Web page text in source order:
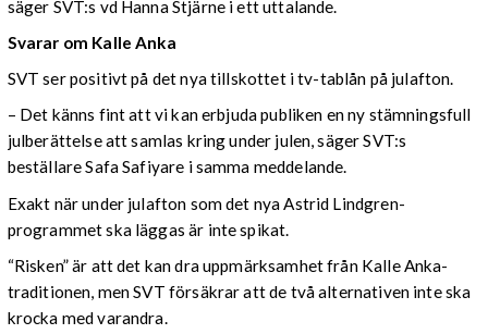
säger SVT:s vd Hanna Stjärne i ett uttalande.
Svarar om Kalle Anka
SVT ser positivt på det nya tillskottet i tv-tablån på julafton.
– Det känns fint att vi kan erbjuda publiken en ny stämningsfull
julberättelse att samlas kring under julen, säger SVT:s
beställare Safa Safiyare i samma meddelande.
Exakt när under julafton som det nya Astrid Lindgren-
programmet ska läggas är inte spikat.
“Risken” är att det kan dra uppmärksamhet från Kalle Anka-
traditionen, men SVT försäkrar att de två alternativen inte ska
krocka med varandra.